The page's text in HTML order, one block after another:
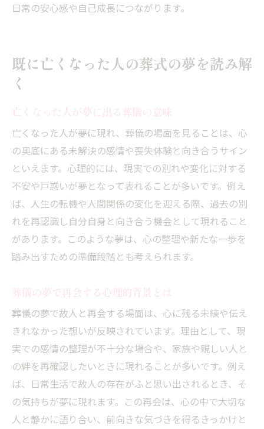
日常の安心感や自己成長につながります。
既に亡くなった人の葬式の夢を読み解
く
亡くなった人が夢に現れ、葬儀の場面を見ることは、心
の奥底にある未解決の感情や喪失体験と向き合うサイン
といえます。心理的には、現実での別れや変化に対する
不安や戸惑いが夢となって表れることが多いです。例え
ば、人生の転機や人間関係の変化を迎える際、過去の別
れを再認識し自分自身と向き合う機会として現れること
があります。このような夢は、心の整理や新たな一歩を
踏み出すための準備段階とも考えられます。
葬儀の夢で故人と再会する場面は、心に残る未練や伝え
きれなかった想いが反映されています。理由として、現
実での感情の整理が不十分な場合や、家族や親しい人と
の絆を再確認したいときに現れることが多いです。例え
ば、日常生活で故人の存在がふと思い出されるとき、そ
の気持ちが夢に現れます。この再会は、心の中で大切な
人と静かに語り合い、前向きな気づきを得るきっかけと